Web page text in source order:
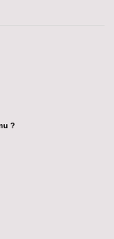
?